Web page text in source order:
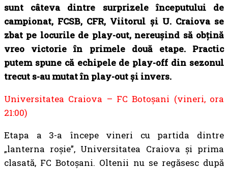
sunt câteva dintre surprizele începutului de
campionat, FCSB, CFR, Viitorul și U. Craiova se
zbat pe locurile de play-out, nereușind să obțină
vreo victorie în primele două etape. Practic
putem spune că echipele de play-off din sezonul
trecut s-au mutat în play-out și invers.
Universitatea Craiova – FC Botoșani (vineri, ora
21:00)
Etapa a 3-a începe vineri cu partida dintre
„lanterna roșie”, Universitatea Craiova și prima
clasată, FC Botoșani. Oltenii nu se regăsesc după